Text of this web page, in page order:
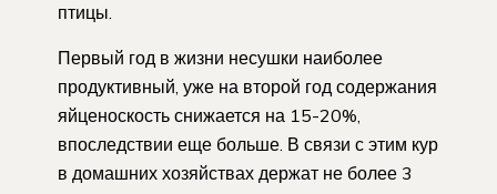
птицы.
Первый год в жизни несушки наиболее
продуктивный, уже на второй год содержания
яйценоскость снижается на 15-20%,
впоследствии еще больше. В связи с этим кур
в домашних хозяйствах держат не более 3